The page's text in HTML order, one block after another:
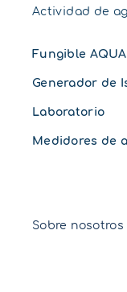
Actividad de
Fungible
Generador de
Laboratorio
Medidores de
Sobre nosotros